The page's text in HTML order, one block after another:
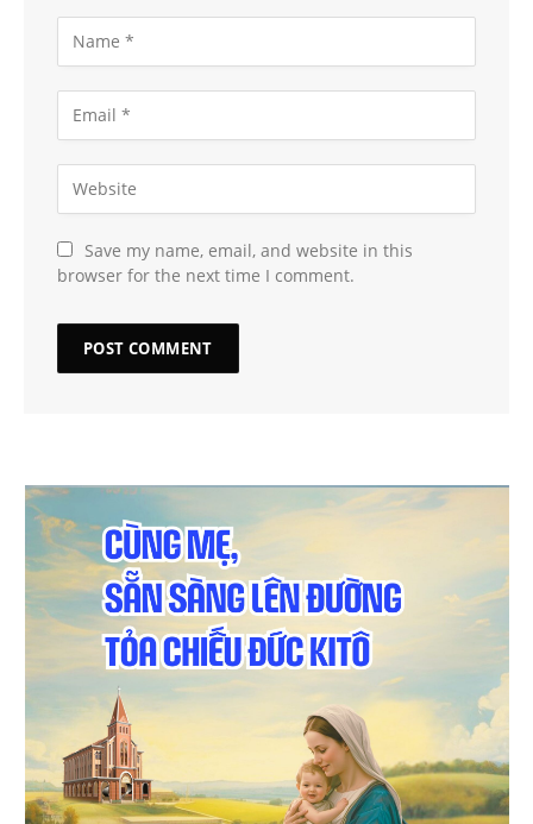
Save my name, email, and website in this
browser for the next time I comment.